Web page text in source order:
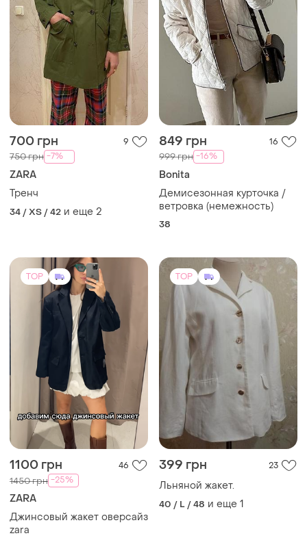
700 грн 9
750 грн -7%
ZARA
Тренч
34 / XS / 42 и еще 2
849 грн 16
999 грн -16%
Bonita
Демисезонная курточка /
ветровка (немежность)
38
TOP
1100 грн 46
1450 грн -25%
ZARA
Джинсовый жакет оверсайз
zara
TOP
399 грн 23
Льняной жакет.
40 / L / 48 и еще 1